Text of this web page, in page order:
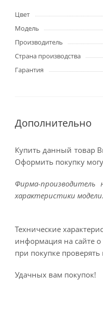
Цвет
Модель
Производитель
Страна производства
Гарантия
Дополнительно
Купить данный товар
Оформить покупку
Фирма-
характеристики модели.
Технические
информация на сайте о
при покупке
Удачных вам покупок!